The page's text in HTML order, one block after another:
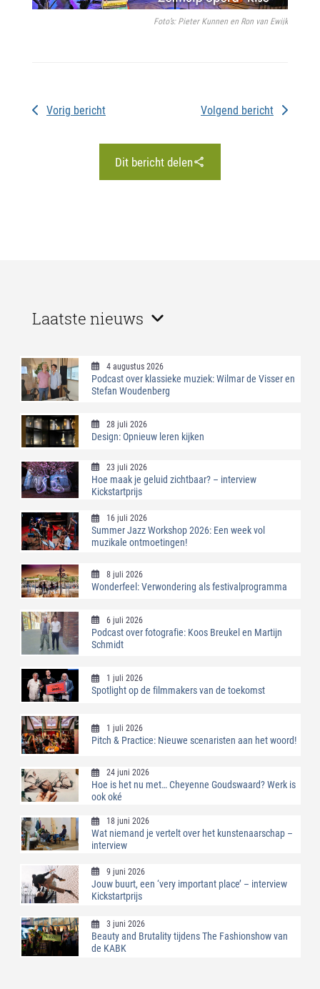
Foto’s: Pieter Kunnen en Ron van Ewijk
Vorig bericht Volgend bericht
Dit bericht delen
Laatste nieuws
4 augustus 2026
Podcast over klassieke muziek: Wilmar de Visser en
Stefan Woudenberg
28 juli 2026
Design: Opnieuw leren kijken
23 juli 2026
Hoe maak je geluid zichtbaar? – interview
Kickstartprijs
16 juli 2026
Summer Jazz Workshop 2026: Een week vol
muzikale ontmoetingen!
8 juli 2026
Wonderfeel: Verwondering als festivalprogramma
6 juli 2026
Podcast over fotografie: Koos Breukel en Martijn
Schmidt
1 juli 2026
Spotlight op de filmmakers van de toekomst
1 juli 2026
Pitch & Practice: Nieuwe scenaristen aan het woord!
24 juni 2026
Hoe is het nu met… Cheyenne Goudswaard? Werk is
ook oké
18 juni 2026
Wat niemand je vertelt over het kunstenaarschap –
interview
9 juni 2026
Jouw buurt, een ‘very important place’ – interview
Kickstartprijs
3 juni 2026
Beauty and Brutality tijdens The Fashionshow van
de KABK